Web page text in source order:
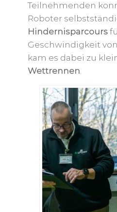
Teilnehmenden
Roboter
Hindernisparcours
Geschwindigkeit
kam es dabei zu
Wettrennen.